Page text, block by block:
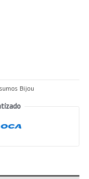
Bijou